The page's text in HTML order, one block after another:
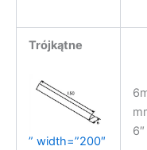
Trójkątne
” width=”200″
6″